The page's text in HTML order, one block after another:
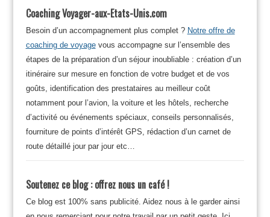
Coaching Voyager-aux-Etats-Unis.com
Besoin d’un accompagnement plus complet ? Notre offre de
coaching de voyagevous accompagne sur l’ensemble des
étapes de la préparation d’un séjour inoubliable : création d’un
itinéraire sur mesure en fonction de votre budget et de vos
goûts, identification des prestataires au meilleur coût
notamment pour l’avion, la voiture et les hôtels, recherche
d’activité ou événements spéciaux, conseils personnalisés,
fourniture de points d’intérêt GPS, rédaction d’un carnet de
route détaillé jour par jour etc…
Soutenez ce blog : offrez nous un café !
Ce blog est 100% sans publicité. Aidez nous à le garder ainsi